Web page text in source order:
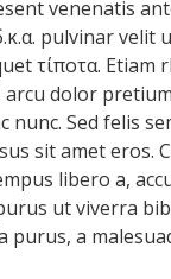
venenatis
pulvinar velit
τίποτα. Etiam
arcu dolor
nunc. Sed felis
sit amet eros.
libero a,
ut viverra
purus, a